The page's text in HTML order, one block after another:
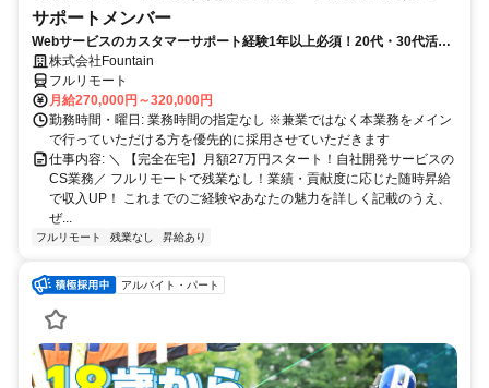
サポートメンバー
Webサービスのカスタマーサポート経験1年以上必須！20代・30代活躍
中！株式会社Fountain
フルリモート
月給270,000円～320,000円
勤務時間・曜日: 業務時間の指定なし ※兼業ではなく本業務をメイン
で行っていただける方を優先的に採用させていただきます
仕事内容: ＼ 【完全在宅】月額27万円スタート！自社開発サービスの
CS業務／ フルリモートで残業なし！業績・貢献度に応じた随時昇給
で収入UP！ これまでのご経験やあなたの魅力を詳しく記載のうえ、
ぜ...
フルリモート 残業なし 昇給あり
アルバイト・パート